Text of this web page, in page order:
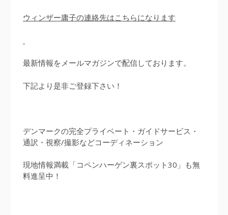
ウィンザー庸子の連絡先はこちらになります
最新情報をメールマガジンで配信しております。
下記より是非ご登録下さい！
デンマークの完全プライベート・ガイドサービス・
通訳・視察/撮影などコーディネーション
現地情報満載「コペンハーゲン裏スポット30」も無
料進呈中！